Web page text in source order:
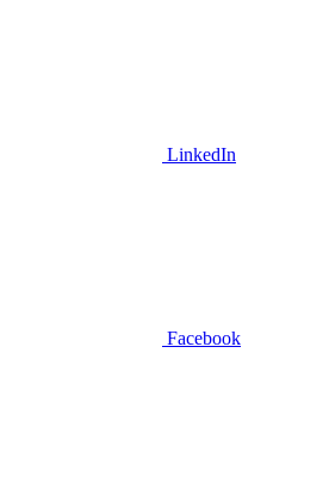
LinkedIn
Facebook